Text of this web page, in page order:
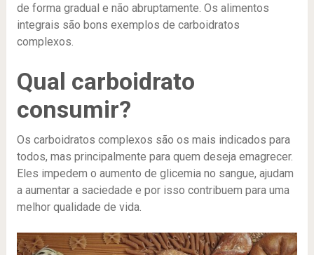
de forma gradual e não abruptamente. Os alimentos
integrais são bons exemplos de carboidratos
complexos.
Qual carboidrato
consumir?
Os carboidratos complexos são os mais indicados para
todos, mas principalmente para quem deseja emagrecer.
Eles impedem o aumento de glicemia no sangue, ajudam
a aumentar a saciedade e por isso contribuem para uma
melhor qualidade de vida.